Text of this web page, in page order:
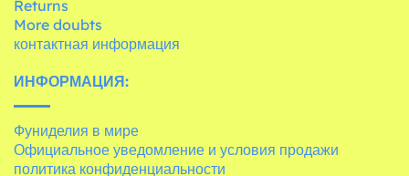
Returns
More doubts
контактная информация
ИНФОРМАЦИЯ:
Фуниделия в мире
Официальное уведомление и условия продажи
политика конфиденциальности